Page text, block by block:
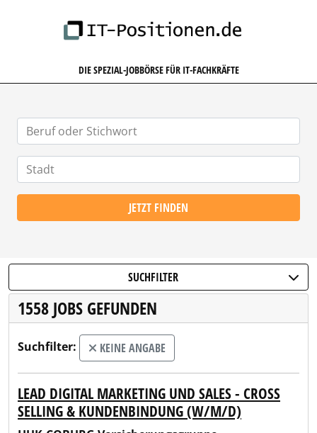
DIE SPEZIAL-JOBBÖRSE FÜR IT-FACHKRÄFTE
JETZT FINDEN
SUCHFILTER
1558 JOBS GEFUNDEN
Suchfilter: KEINE ANGABE
LEAD DIGITAL MARKETING UND SALES - CROSS
SELLING & KUNDENBINDUNG (W/M/D)